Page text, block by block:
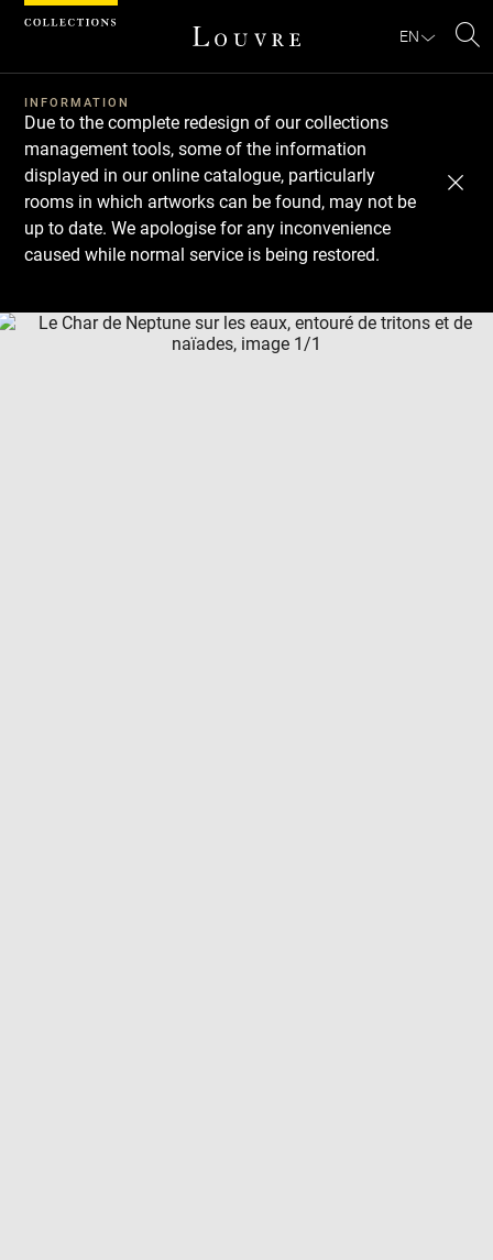
EN
INFORMATION
Due to the complete redesign of our collections
management tools, some of the information
displayed in our online catalogue, particularly
rooms in which artworks can be found, may not be
up to date. We apologise for any inconvenience
caused while normal service is being restored.
Download
Next
Previous
Cookies management panel